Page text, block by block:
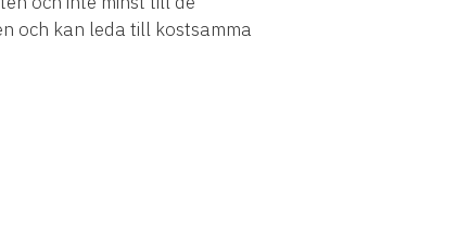
och kan leda till kostsamma